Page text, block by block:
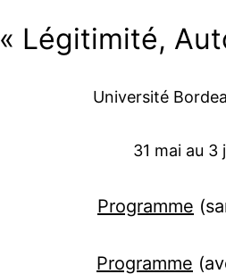
« Légitimité,
Université
31 mai au 3
Programme
Programme